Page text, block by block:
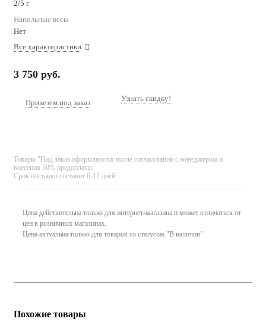
2/5 г
Напольные весы
Нет
Все характеристики
3 750 руб.
Привезем под заказ Узнать скидку!
Товары "Под заказ оформляются после согласования с менеджером и
внесения 50% предоплаты.
Срок поставки составит 6-12 дней.
Цена действительна только для интернет-магазина и может отличаться от
цен в розничных магазинах.
Цена актуальна только для товаров со статусом "В наличии".
Похожие товары